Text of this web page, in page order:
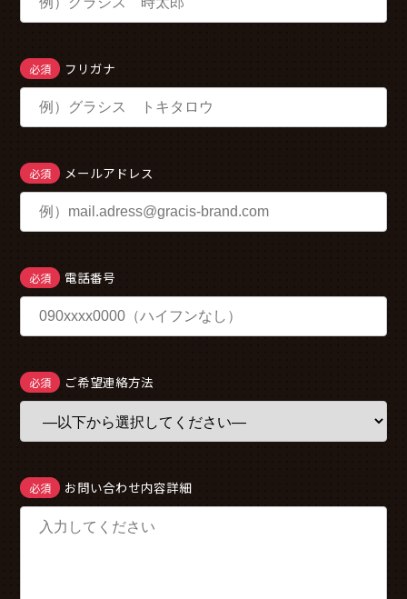
必須 フリガナ
必須 メールアドレス
必須 電話番号
必須 ご希望連絡方法
必須 お問い合わせ内容詳細